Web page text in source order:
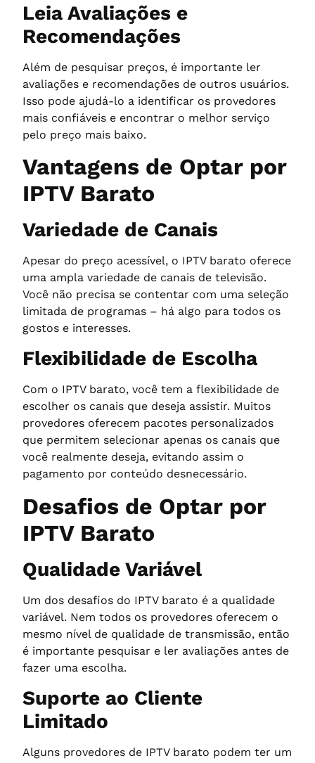
Leia Avaliações e
Recomendações
Além de pesquisar preços, é importante ler
avaliações e recomendações de outros usuários.
Isso pode ajudá-lo a identificar os provedores
mais confiáveis e encontrar o melhor serviço
pelo preço mais baixo.
Vantagens de Optar por
IPTV Barato
Variedade de Canais
Apesar do preço acessível, o IPTV barato oferece
uma ampla variedade de canais de televisão.
Você não precisa se contentar com uma seleção
limitada de programas – há algo para todos os
gostos e interesses.
Flexibilidade de Escolha
Com o IPTV barato, você tem a flexibilidade de
escolher os canais que deseja assistir. Muitos
provedores oferecem pacotes personalizados
que permitem selecionar apenas os canais que
você realmente deseja, evitando assim o
pagamento por conteúdo desnecessário.
Desafios de Optar por
IPTV Barato
Qualidade Variável
Um dos desafios do IPTV barato é a qualidade
variável. Nem todos os provedores oferecem o
mesmo nível de qualidade de transmissão, então
é importante pesquisar e ler avaliações antes de
fazer uma escolha.
Suporte ao Cliente
Limitado
Alguns provedores de IPTV barato podem ter um